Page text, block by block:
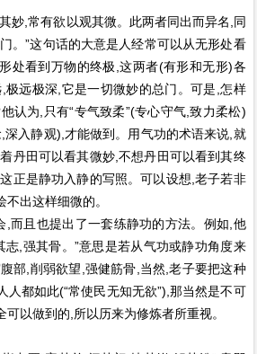
,常有欲以观其微。此两者同出而异名,同
。”这句话的大意是人经常可以从无形处看
处看到万物的终极,这两者(有形和无形)各
极远极深,它是一切微妙的总门。可是,怎样
认为,只有“专气致柔”(专心守气,致力柔松)
深入静观),才能做到。用气功的术语来说,就
丹田可以看其微妙,不想丹田可以看到其终
正是静功入静的写照。可以设想,老子若非
出这样细微的。
,而且也提出了一套练静功的方法。例如,他
志,强其骨。”意思是若从气功或静功角度来
部,削弱欲望,强健筋骨,当然,老子要把这种
人都如此(“常使民无知无欲”),那当然是不可
以做到的,所以历来为修炼者所重视。